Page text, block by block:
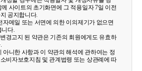
사이트의 초기화면에 그 적용일자 7일 이전
공지합니다.
자메일 또는 서면에 의한 이의제기가 없으면
니다.
경고지 된 약관은 기존의 회원에게도 유효하
니한 사항과 이 약관의 해석에 관하여는 정
비자보호지침 및 관계법령 또는 상관례에 따